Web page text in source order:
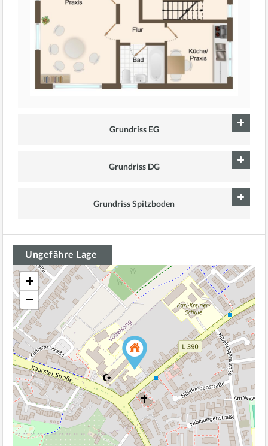
Grundriss EG
Grundriss DG
Grundriss Spitzboden
Ungefähre Lage
+
−